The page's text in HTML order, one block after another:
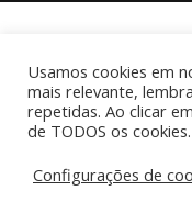
Usamos cookies em
mais relevante,
repetidas. Ao clicar
de TODOS os cookies.
Configurações de